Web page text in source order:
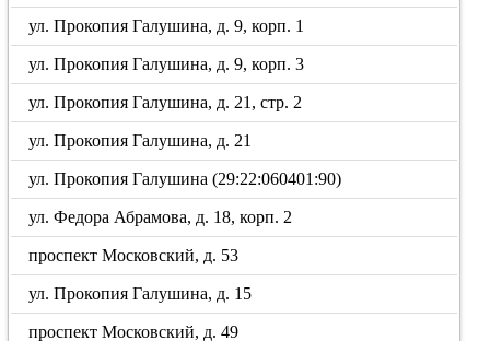
ул. Прокопия Галушина, д. 9, корп. 1
ул. Прокопия Галушина, д. 9, корп. 3
ул. Прокопия Галушина, д. 21, стр. 2
ул. Прокопия Галушина, д. 21
ул. Прокопия Галушина (29:22:060401:90)
ул. Федора Абрамова, д. 18, корп. 2
проспект Московский, д. 53
ул. Прокопия Галушина, д. 15
проспект Московский, д. 49